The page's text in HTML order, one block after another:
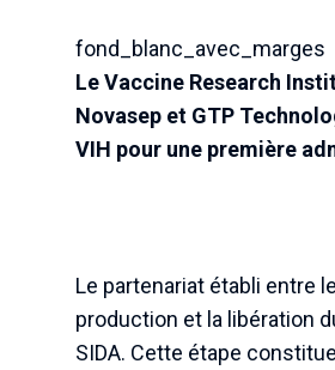
fond_blanc_avec_marges
Le Vaccine Research
Novasep et GTP
VIH pour une première
Le partenariat établi entre
production et la libération
SIDA. Cette étape